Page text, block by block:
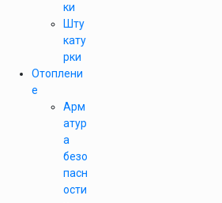
ки
Шту
кату
рки
Отоплени
е
Арм
атур
а
безо
пасн
ости